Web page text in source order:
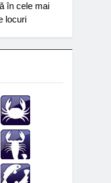
în cele mai
locuri